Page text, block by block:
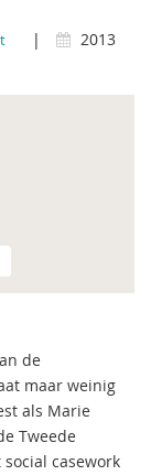
|
2013
de
maar weinig
als Marie
Tweede
casework